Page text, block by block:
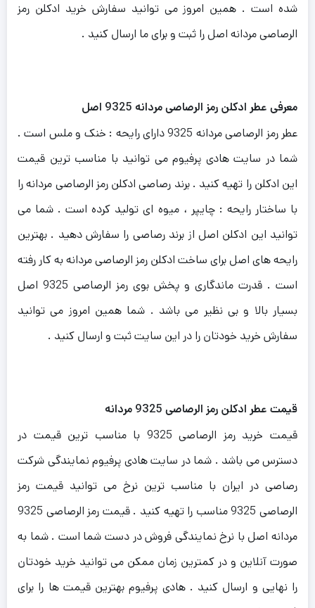
شده است . همین امروز می توانید سفارش خرید ادکلن رمز
الرصاصی مردانه اصل را ثبت و برای ما ارسال کنید .
معرفی عطر ادکلن رمز الرصاصی مردانه 9325 اصل
عطر رمز الرصاصی مردانه 9325 دارای رایحه : خنک و ملس است .
شما در سایت هادی پرفیوم می توانید با مناسب ترین قیمت
این ادکلن را تهیه کنید . برند رصاصی ادکلن رمز الرصاصی مردانه را
با ساختار رایحه : چایپر ، میوه ای تولید کرده است . شما می
توانید این ادکلن اصل از برند رصاصی را سفارش دهید . بهترین
رایحه های اصل برای ساخت ادکلن رمز الرصاصی مردانه به کار رفته
است . قدرت ماندگاری و پخش بوی رمز الرصاصی 9325 اصل
بسیار بالا و بی نظیر می باشد . شما همین امروز می توانید
سفارش خرید خودتان را در این سایت ثبت و ارسال کنید .
قیمت عطر ادکلن رمز الرصاصی 9325 مردانه
قیمت خرید رمز الرصاصی 9325 با مناسب ترین قیمت در
دسترس می باشد . شما در سایت هادی پرفیوم نمایندگی شرکت
رصاصی در ایران با مناسب ترین نرخ می توانید قیمت رمز
الرصاصی 9325 مناسب را تهیه کنید . قیمت رمز الرصاصی 9325
مردانه اصل با نرخ نمایندگی فروش در دست شما است . شما به
صورت آنلاین و در کمترین زمان ممکن می توانید خرید خودتان
را نهایی و ارسال کنید . هادی پرفیوم بهترین قیمت ها را برای